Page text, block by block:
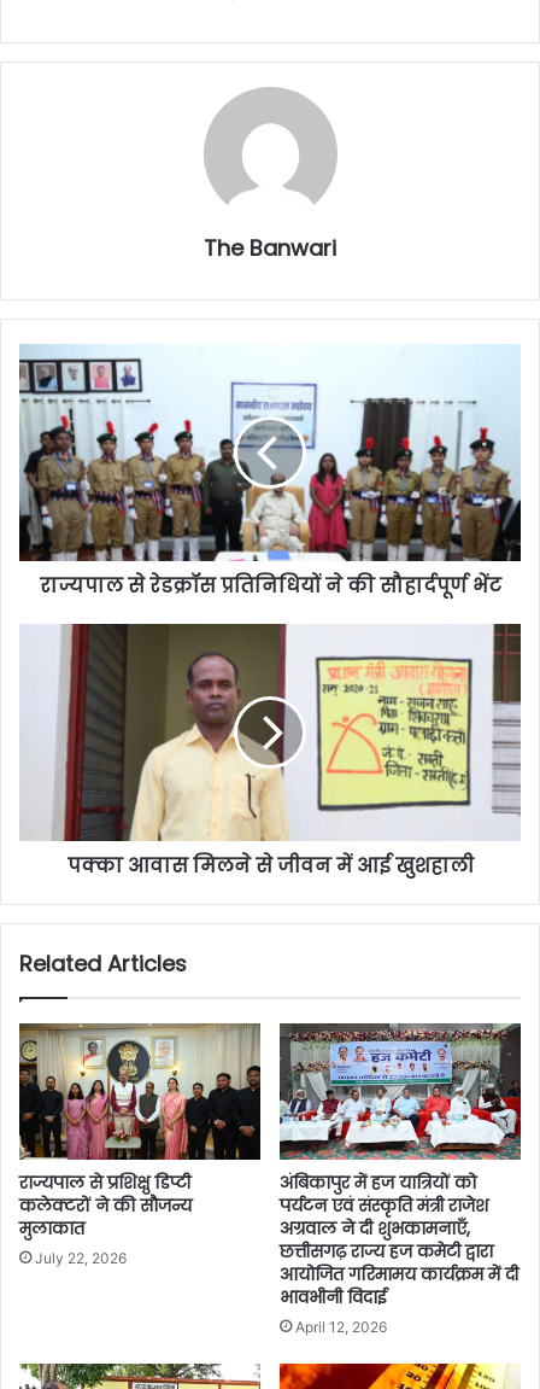
The Banwari
राज्यपाल से रेडक्रॉस प्रतिनिधियों ने की सौहार्दपूर्ण भेंट
पक्का आवास मिलने से जीवन में आई खुशहाली
Related Articles
राज्यपाल से प्रशिक्षु डिप्टी
कलेक्टरों ने की सौजन्य
मुलाकात
July 22, 2026
अंबिकापुर में हज यात्रियों को
पर्यटन एवं संस्कृति मंत्री राजेश
अग्रवाल ने दी शुभकामनाएँ,
छत्तीसगढ़ राज्य हज कमेटी द्वारा
आयोजित गरिमामय कार्यक्रम में दी
भावभीनी विदाई
April 12, 2026